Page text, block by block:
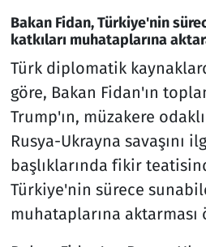
Bakan Fidan, Türkiye'nin
katkıları muhataplarına
Türk diplomatik
göre, Bakan Fidan'ın
Trump'ın, müzakere
Rusya-Ukrayna savaşını
başlıklarında fikir
Türkiye'nin sürece
muhataplarına